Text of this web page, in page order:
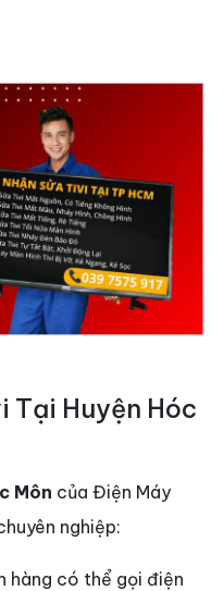
Tại Huyện Hóc
Môn của Điện Máy
nghiệp:
hàng có thể gọi điện